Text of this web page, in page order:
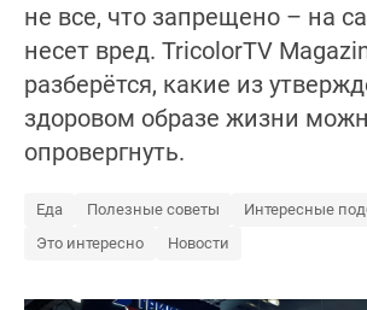
не все, что запрещено – на
несет вред. TricolorTV
разберётся, какие из
здоровом образе жизни
опровергнуть.
Еда Полезные советы
Интересные
Это интересно
Новости